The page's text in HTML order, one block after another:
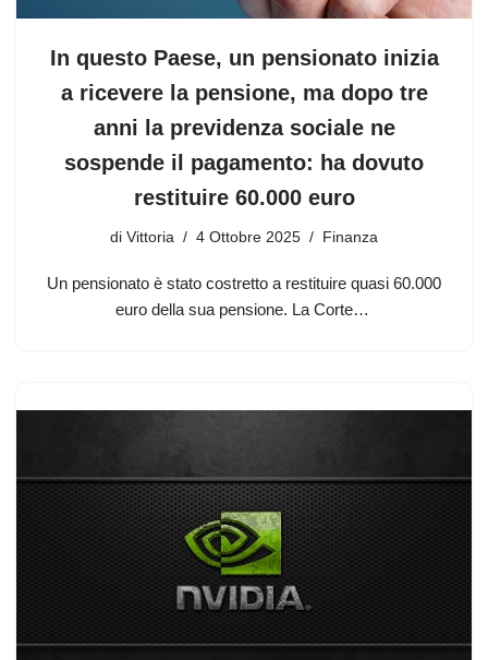
In questo Paese, un pensionato inizia
a ricevere la pensione, ma dopo tre
anni la previdenza sociale ne
sospende il pagamento: ha dovuto
restituire 60.000 euro
di Vittoria 4 Ottobre 2025 Finanza
Un pensionato è stato costretto a restituire quasi 60.000
euro della sua pensione. La Corte…